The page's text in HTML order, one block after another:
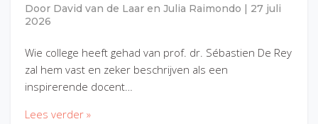
Door David van de Laar en Julia Raimondo
27 juli
2026
Wie college heeft gehad van prof. dr. Sébastien De Rey
zal hem vast en zeker beschrijven als een
inspirerende docent…
Lees verder »